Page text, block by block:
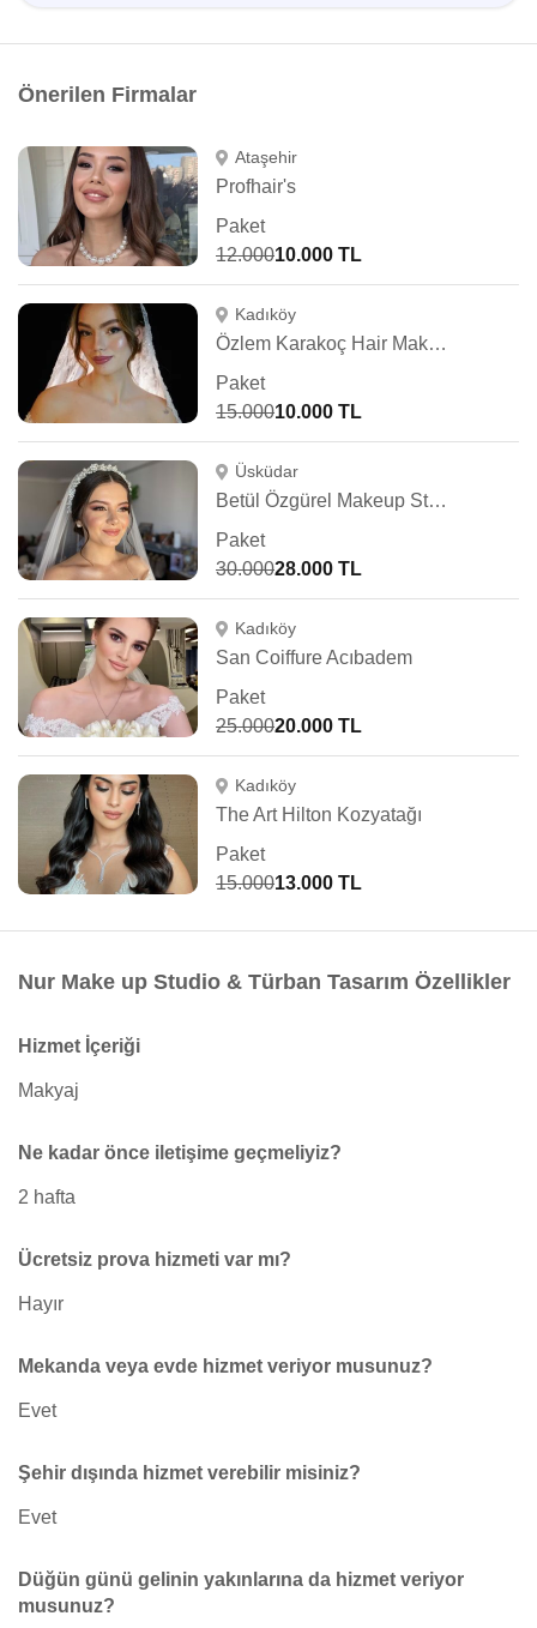
Önerilen Firmalar
Ataşehir
Profhair's
Paket
12.00010.000 TL
Kadıköy
Özlem Karakoç Hair Make Up Artist
Paket
15.00010.000 TL
Üsküdar
Betül Özgürel Makeup Studio
Paket
30.00028.000 TL
Kadıköy
San Coiffure Acıbadem
Paket
25.00020.000 TL
Kadıköy
The Art Hilton Kozyatağı
Paket
15.00013.000 TL
Nur Make up Studio & Türban Tasarım Özellikler
Hizmet İçeriği
Makyaj
Ne kadar önce iletişime geçmeliyiz?
2 hafta
Ücretsiz prova hizmeti var mı?
Hayır
Mekanda veya evde hizmet veriyor musunuz?
Evet
Şehir dışında hizmet verebilir misiniz?
Evet
Düğün günü gelinin yakınlarına da hizmet veriyor
musunuz?